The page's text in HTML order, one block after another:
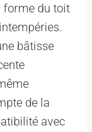
forme du toit
bâtisse
de la
avec